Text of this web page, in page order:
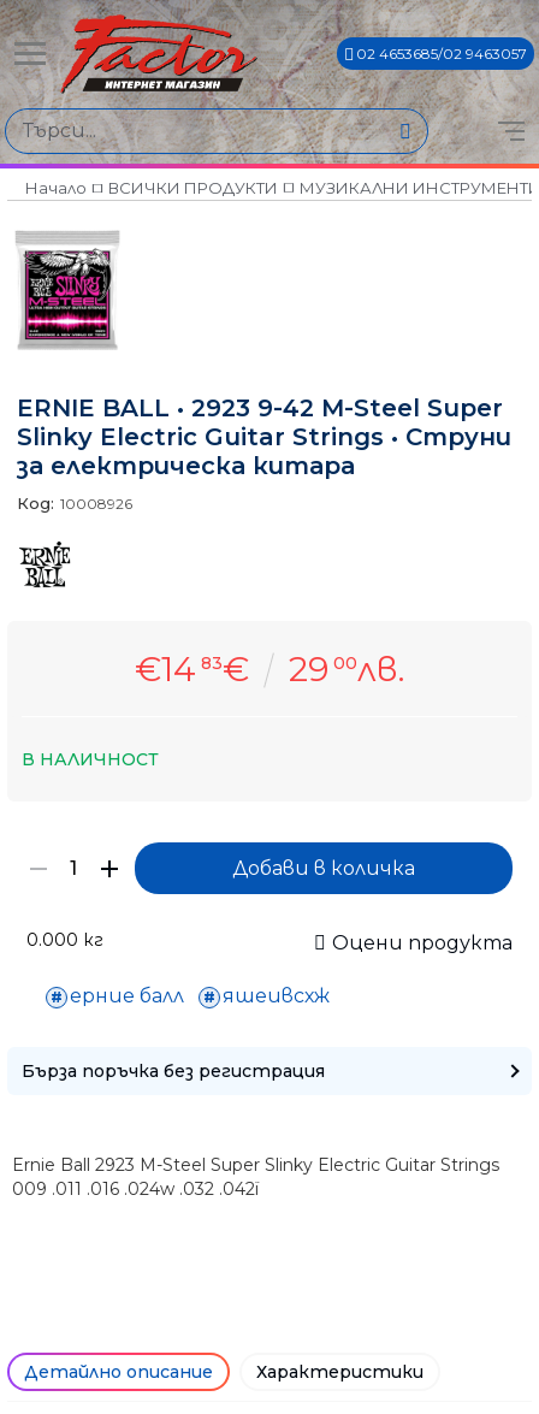
02 4653685/02 9463057
Начало ВСИЧКИ ПРОДУКТИ МУЗИКАЛНИ
ERNIE BALL • 2923 9-42 M-Steel Super
Slinky Electric Guitar Strings • Струни
за електрическа китара
Код: 10008926
€14 83€ 29 00лв.
В НАЛИЧНОСТ
0.000 кг Оцени продукта
ерние балл яшеивсхж
Бърза поръчка без регистрация
Ernie Ball 2923 M-Steel Super Slinky Electric Guitar Strings
009 .011 .016 .024w .032 .042ï
Детайлно описание Характеристики